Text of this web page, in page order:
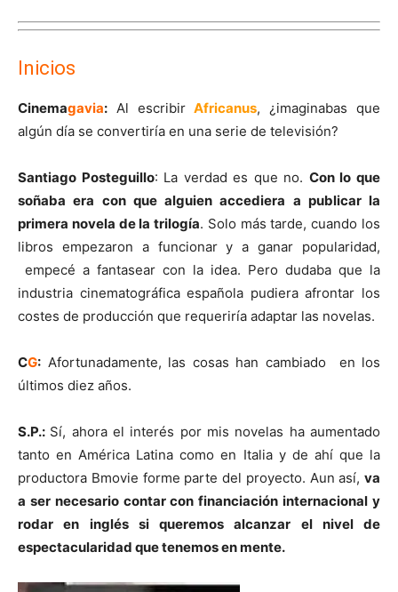
Inicios
Cinemagavia: Al escribirAfricanus, ¿imaginabas que
algún día se convertiría en una serie de televisión?
Santiago Posteguillo: La verdad es que no. Con lo que
soñaba era con que alguien accediera a publicar la
primera novela de la trilogía. Solo más tarde, cuando los
libros empezaron a funcionar y a ganar popularidad,
empecé a fantasear con la idea. Pero dudaba que la
industria cinematográfica española pudiera afrontar los
costes de producción que requeriría adaptar las novelas.
CG: Afortunadamente, las cosas han cambiado en los
últimos diez años.
S.P.: Sí, ahora el interés por mis novelas ha aumentado
tanto en América Latina como en Italia y de ahí que la
productora Bmovie forme parte del proyecto. Aun así, va
a ser necesario contar con financiación internacional y
rodar en inglés si queremos alcanzar el nivel de
espectacularidad que tenemos en mente.